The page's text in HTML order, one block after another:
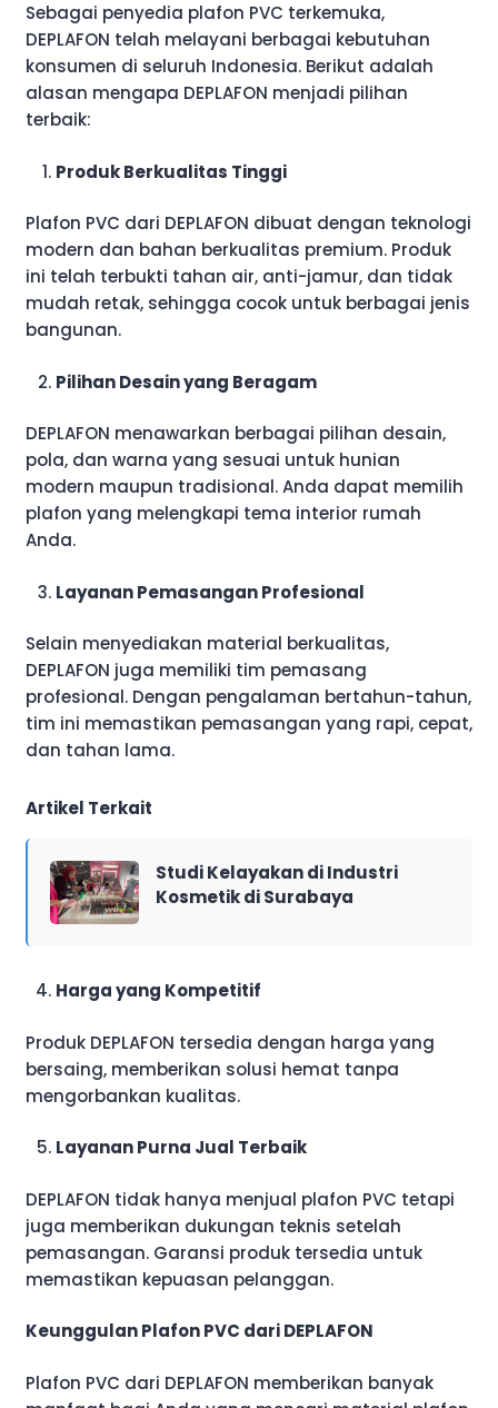
Sebagai penyedia plafon PVC terkemuka,
DEPLAFON telah melayani berbagai kebutuhan
konsumen di seluruh Indonesia. Berikut adalah
alasan mengapa DEPLAFON menjadi pilihan
terbaik:
Produk Berkualitas Tinggi
Plafon PVC dari DEPLAFON dibuat dengan teknologi
modern dan bahan berkualitas premium. Produk
ini telah terbukti tahan air, anti-jamur, dan tidak
mudah retak, sehingga cocok untuk berbagai jenis
bangunan.
Pilihan Desain yang Beragam
DEPLAFON menawarkan berbagai pilihan desain,
pola, dan warna yang sesuai untuk hunian
modern maupun tradisional. Anda dapat memilih
plafon yang melengkapi tema interior rumah
Anda.
Layanan Pemasangan Profesional
Selain menyediakan material berkualitas,
DEPLAFON juga memiliki tim pemasang
profesional. Dengan pengalaman bertahun-tahun,
tim ini memastikan pemasangan yang rapi, cepat,
dan tahan lama.
Artikel Terkait
Studi Kelayakan di Industri
Kosmetik di Surabaya
Harga yang Kompetitif
Produk DEPLAFON tersedia dengan harga yang
bersaing, memberikan solusi hemat tanpa
mengorbankan kualitas.
Layanan Purna Jual Terbaik
DEPLAFON tidak hanya menjual plafon PVC tetapi
juga memberikan dukungan teknis setelah
pemasangan. Garansi produk tersedia untuk
memastikan kepuasan pelanggan.
Keunggulan Plafon PVC dari DEPLAFON
Plafon PVC dari DEPLAFON memberikan banyak